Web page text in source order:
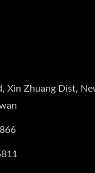
Xin Zhuang Dist,